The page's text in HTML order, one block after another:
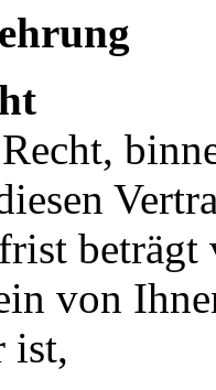
beträgt
von
ist,